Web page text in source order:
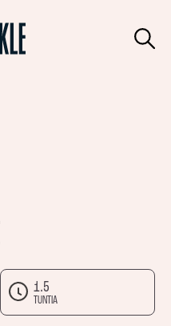
1.5
TUNTIA